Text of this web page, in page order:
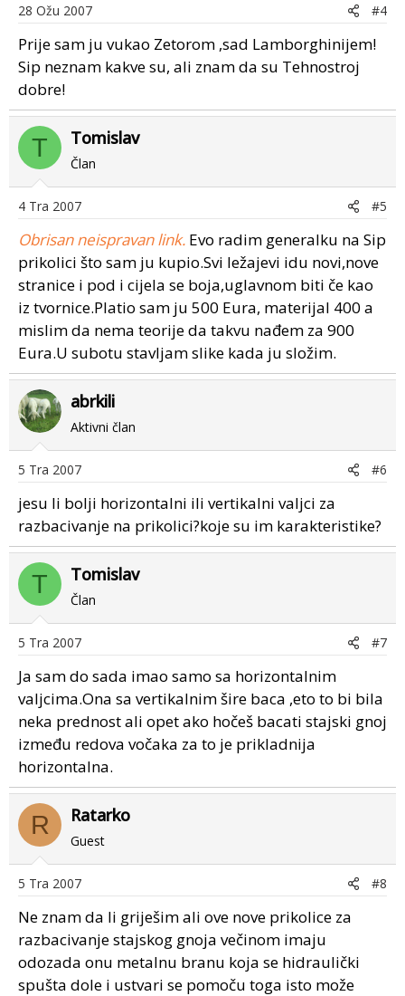
28 Ožu 2007 #4
Prije sam ju vukao Zetorom ,sad Lamborghinijem!
Sip neznam kakve su, ali znam da su Tehnostroj
dobre!
T Tomislav
Član
4 Tra 2007 #5
Obrisan neispravan link. Evo radim generalku na Sip
prikolici što sam ju kupio.Svi ležajevi idu novi,nove
stranice i pod i cijela se boja,uglavnom biti če kao
iz tvornice.Platio sam ju 500 Eura, materijal 400 a
mislim da nema teorije da takvu nađem za 900
Eura.U subotu stavljam slike kada ju složim.
abrkili
Aktivni član
5 Tra 2007 #6
jesu li bolji horizontalni ili vertikalni valjci za
razbacivanje na prikolici?koje su im karakteristike?
T Tomislav
Član
5 Tra 2007 #7
Ja sam do sada imao samo sa horizontalnim
valjcima.Ona sa vertikalnim šire baca ,eto to bi bila
neka prednost ali opet ako hočeš bacati stajski gnoj
između redova vočaka za to je prikladnija
horizontalna.
R Ratarko
Guest
5 Tra 2007 #8
Ne znam da li griješim ali ove nove prikolice za
razbacivanje stajskog gnoja večinom imaju
odozada onu metalnu branu koja se hidraulički
spušta dole i ustvari se pomoču toga isto može